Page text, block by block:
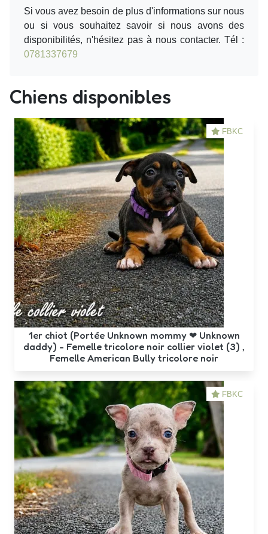
Si vous avez besoin de plus d'informations sur nous
ou si vous souhaitez savoir si nous avons des
disponibilités, n'hésitez pas à nous contacter. Tél :
0781337679
Chiens disponibles
FBKC
1er chiot (Portée Unknown mommy ❤ Unknown
daddy) - Femelle tricolore noir collier violet (3) ,
Femelle American Bully tricolore noir
FBKC